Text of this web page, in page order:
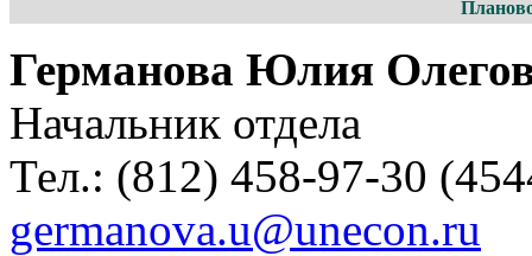
Германова Юлия
Начальник отдела
Тел.: (812) 458-97-30
germanova.u@unecon.ru